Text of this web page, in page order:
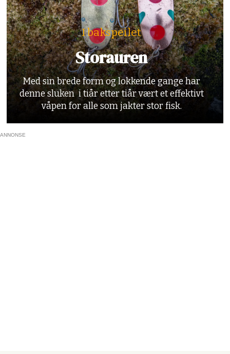
I bakspeilet
Storauren
Med sin brede form og lokkende gange har
denne sluken i tiår etter tiår vært et effektivt
våpen for alle som jakter stor fisk.
ANNONSE